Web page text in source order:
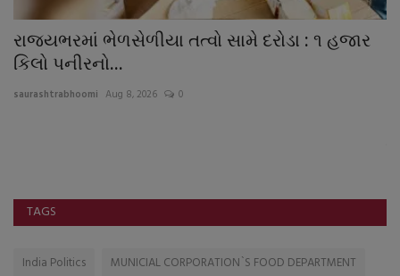
રાજ્યભરમાં ભેળસેળીયા તત્વો સામે દરોડા : ૧ હજાર
કિલો પનીરનો...
saurashtrabhoomi Aug 8, 2026 0
TAGS
India Politics
MUNICIAL CORPORATION`S FOOD DEPARTMENT